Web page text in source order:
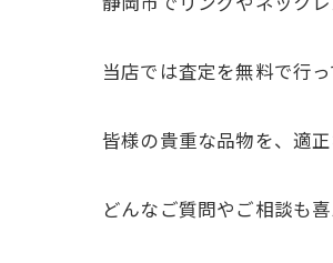
当店では査定を無料で行
皆様の貴重な品物を、適
どんなご質問やご相談も